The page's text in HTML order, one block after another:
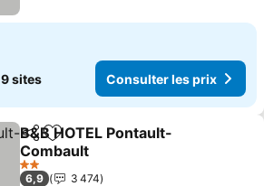
9 sites Consulter les prix
PartagerAjouter à mes favoris
B&B HOTEL Pontault-
Combault
2 Étoiles
6,9
3 474